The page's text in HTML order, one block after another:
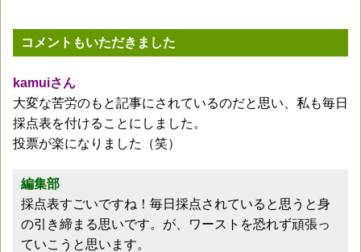
コメントもいただきました
kamuiさん
大変な苦労のもと記事にされているのだと思い、私も毎日
採点表を付けることにしました。
投票が楽になりました（笑）
編集部
採点表すごいですね！毎日採点されていると思うと身
の引き締まる思いです。が、ワーストを恐れず頑張っ
ていこうと思います。